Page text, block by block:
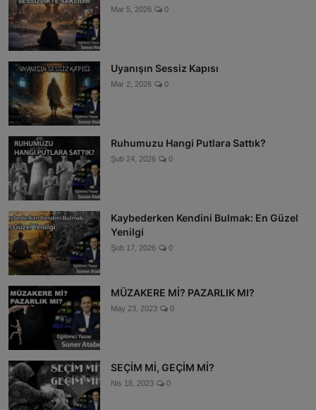
Mar 5, 2026 0
Uyanışın Sessiz Kapısı
Mar 2, 2026 0
Ruhumuzu Hangi Putlara Sattık?
Şub 24, 2026 0
Kaybederken Kendini Bulmak: En Güzel
Yenilgi
Şub 17, 2026 0
MÜZAKERE Mİ? PAZARLIK MI?
May 23, 2023 0
SEÇİM Mİ, GEÇİM Mİ?
Nis 18, 2023 0